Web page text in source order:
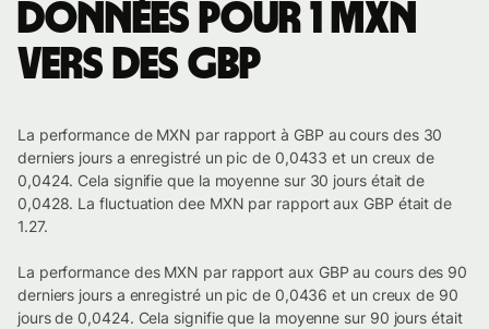
Données pour 1 MXN
vers des GBP
La performance de MXN par rapport à GBP au cours des 30
derniers jours a enregistré un pic de 0,0433 et un creux de
0,0424. Cela signifie que la moyenne sur 30 jours était de
0,0428. La fluctuation dee MXN par rapport aux GBP était de
1.27.
La performance des MXN par rapport aux GBP au cours des 90
derniers jours a enregistré un pic de 0,0436 et un creux de 90
jours de 0,0424. Cela signifie que la moyenne sur 90 jours était